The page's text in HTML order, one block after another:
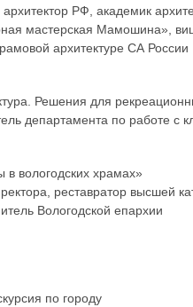
РФ, академик
мастерская Мамошина»,
архитектуре СА России
Решения для
департамента по работе
в вологодских храмах»
реставратор высшей
Вологодской епархии
по городу